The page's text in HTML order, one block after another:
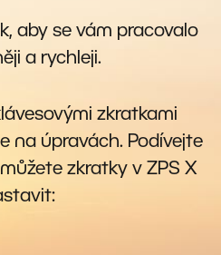
aby se vám pracovalo
a rychleji.
zkratkami
na úpravách. Podívejte
zkratky v ZPS X